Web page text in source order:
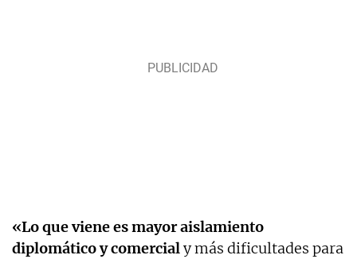
«Lo que viene es mayor aislamiento
diplomático y comercialy más dificultades para